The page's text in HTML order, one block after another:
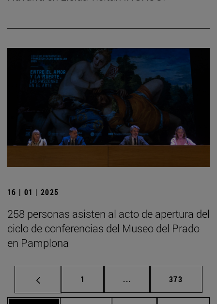
16 | 01 | 2025
258 personas asisten al acto de apertura del
ciclo de conferencias del Museo del Prado
en Pamplona
Página
1 ... Páginas intermedias
Página
373